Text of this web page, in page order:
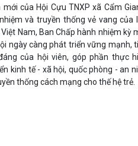
của Hội Cựu TNXP xã Cẩm
và truyền thống vẻ vang của
Nam, Ban Chấp hành nhiệm kỳ
ngày càng phát triển vững mạnh,
của hội viên, góp phần thực
kinh tế - xã hội, quốc phòng - an
thống cách mạng cho thế hệ trẻ.